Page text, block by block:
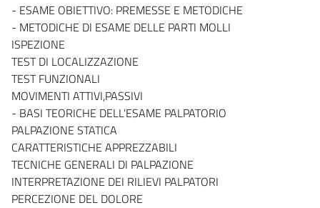
- ESAME OBIETTIVO: PREMESSE E METODICHE
- METODICHE DI ESAME DELLE PARTI MOLLI
ISPEZIONE
TEST DI LOCALIZZAZIONE
TEST FUNZIONALI
MOVIMENTI ATTIVI,PASSIVI
- BASI TEORICHE DELL'ESAME PALPATORIO
PALPAZIONE STATICA
CARATTERISTICHE APPREZZABILI
TECNICHE GENERALI DI PALPAZIONE
INTERPRETAZIONE DEI RILIEVI PALPATORI
PERCEZIONE DEL DOLORE